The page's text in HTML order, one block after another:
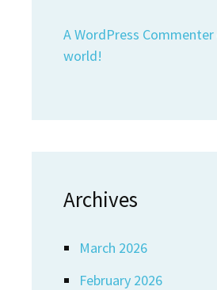
A WordPress Commenter
world!
Archives
March 2026
February 2026